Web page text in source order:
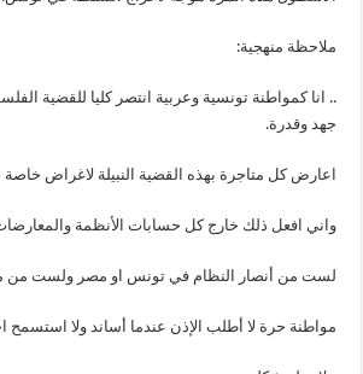
ملاحظة منهجية:
.. انا كمواطنة تونسية وعربية انتصر كليا للقضية
جهد وقدرة.
اعارض كل متاجرة بهذه القضية النبيلة لاغراض
واني افعل ذلك خارج كل حسابات الأنظمة
لست من أنصار النظام في تونس او مصر ولست من
مواطنة حرة لا أطلب الإذن عندما أساند ولا